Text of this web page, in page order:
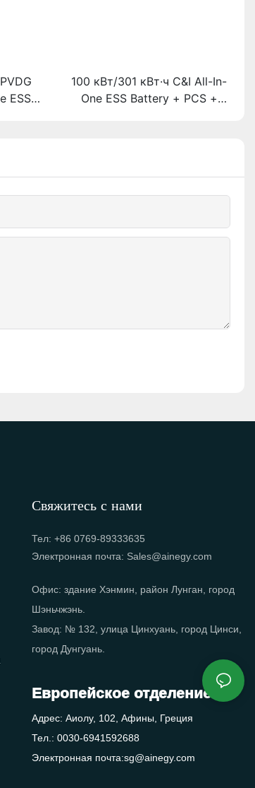
ESS
100 кВт/301 кВт·ч C&I All-In-
One ESS Battery + PCS +
Свяжитесь с нами
Тел: +86 0769-89333635
Электронная почта: Sales@ainegy.com
Офис: здание Хэнмин, район Лунган, город
Шэньчжэнь.
Завод: № 132, улица Цинхуань, город Цинси,
город Дунгуань.
Европейское отделение
Адрес: Аиолу, 102, Афины, Греция
Тел.: 0030-6941592688
Электронная почта:sg@ainegy.com